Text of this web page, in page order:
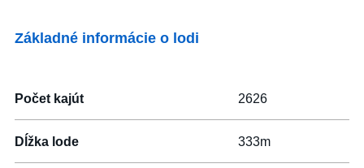
s letenkou
Luxusné plavby
Základné informácie o lodi
Počet kajút 2626
Dĺžka lode 333m